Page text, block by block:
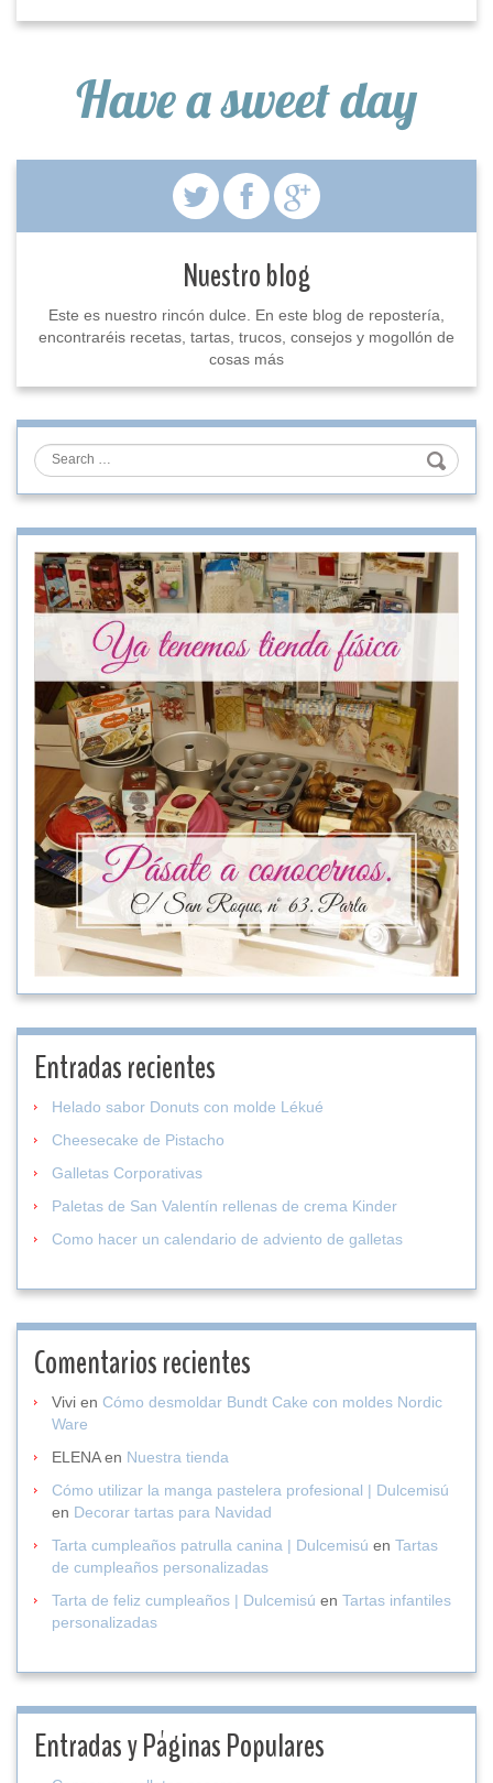
Have a sweet day
Nuestro blog
Este es nuestro rincón dulce. En este blog de repostería,
encontraréis recetas, tartas, trucos, consejos y mogollón de
cosas más
Search
Entradas recientes
Helado sabor Donuts con molde Lékué
Cheesecake de Pistacho
Galletas Corporativas
Paletas de San Valentín rellenas de crema Kinder
Como hacer un calendario de adviento de galletas
Comentarios recientes
Vivi en Cómo desmoldar Bundt Cake con moldes Nordic
Ware
ELENAen Nuestra tienda
Cómo utilizar la manga pastelera profesional | Dulcemisú
en Decorar tartas para Navidad
Tarta cumpleaños patrulla canina | Dulcemisú en Tartas
de cumpleaños personalizadas
Tarta de feliz cumpleaños | Dulcemisú en Tartas infantiles
personalizadas
Entradas y Páginas Populares